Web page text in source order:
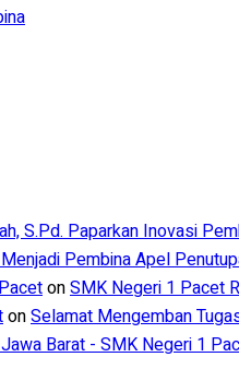
S.Pd. Paparkan Inovasi
Pembina Apel
onSMK Negeri 1 Pacet
onSelamat Mengemban
Barat - SMK Negeri 1